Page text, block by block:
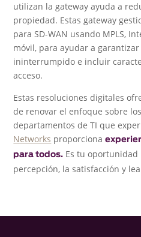
utilizan la gateway ayuda a
propiedad. Estas gateway
para SD-WAN usando MPLS,
móvil, para ayudar a
ininterrumpido e incluir
acceso.
Estas resoluciones digitales
de renovar el enfoque sobre
departamentos de TI que
Networks proporciona
para todos. Es tu
percepción, la satisfacción y